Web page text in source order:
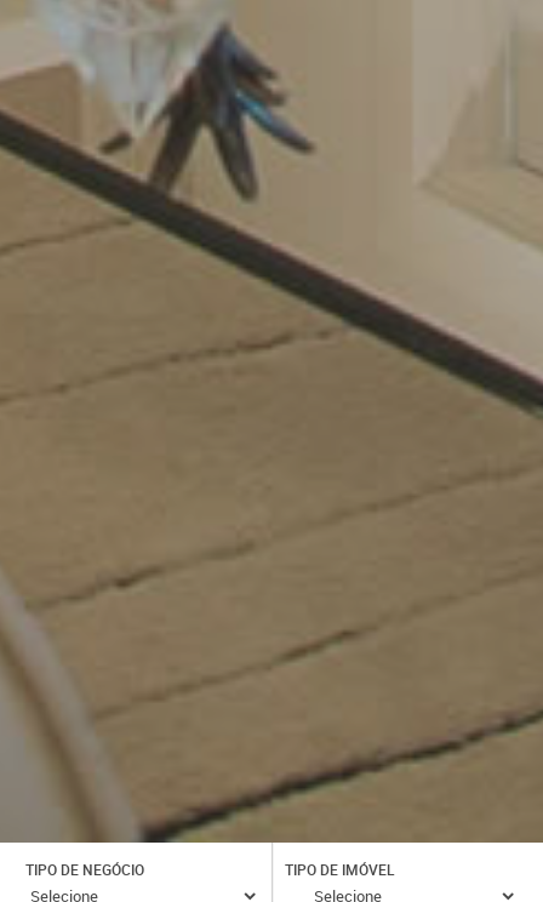
TIPO DE NEGÓCIO TIPO DE IMÓVEL